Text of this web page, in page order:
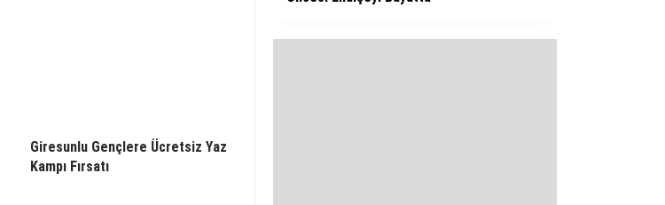
Giresunlu Gençlere Ücretsiz Yaz
Kampı Fırsatı